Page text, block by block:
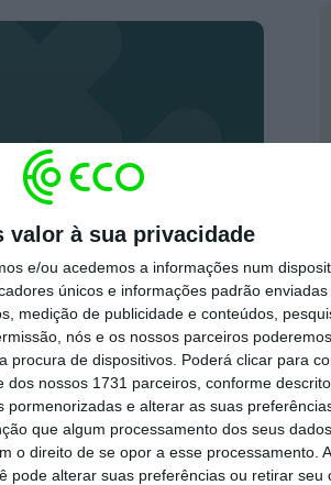
valor à sua privacidade
e/ou acedemos a informações num
únicos e informações padrão
medição de publicidade e conteúdos,
nós e os nossos parceiros
procura de dispositivos. Poderá clicar para
nossos 1731 parceiros, conforme
e alterar as suas
que algum processamento dos seus
o direito de se opor a esse processamento.
pode alterar suas preferências ou retirar seu
que nunca, apoie o
notícias exclusivas, à
o outro lado da
jornalistas. A nossa
credível.